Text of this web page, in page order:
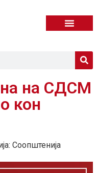
на СДСМ
кон
Соопштенија